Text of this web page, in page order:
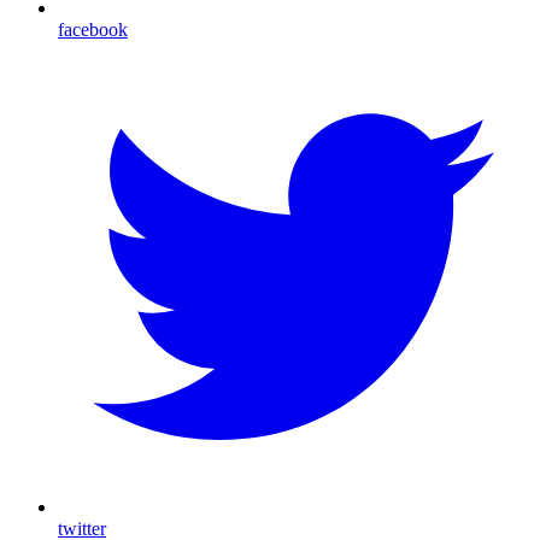
facebook
twitter